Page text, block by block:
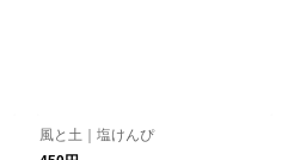
風と土｜塩けんぴ